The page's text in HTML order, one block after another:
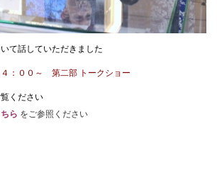
て話していただきました
：００～ 第二部 トークショー
ください
ら をご参照ください